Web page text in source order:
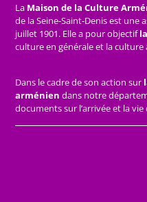
La Maison de la Culture
de la Seine-Saint-Denis est une
juillet 1901. Elle a pour objectif
culture en générale et la
Dans le cadre de son action sur
arménien dans notre
documents sur l’arrivée et la